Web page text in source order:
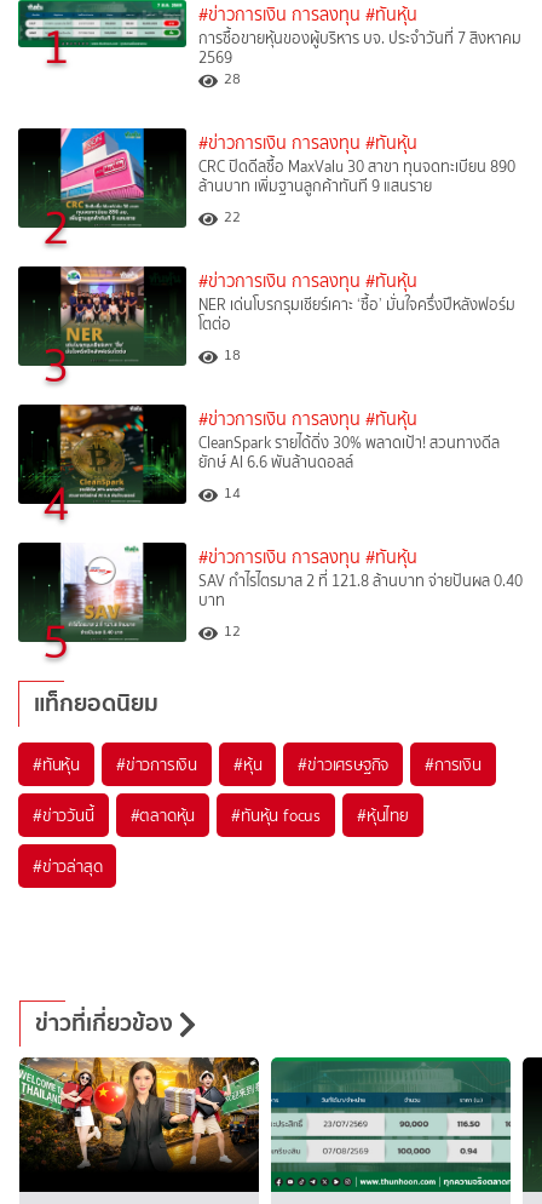
1 #ข่าวการเงิน การลงทุน #ทันหุ้น
การซื้อขายหุ้นของผู้บริหาร บจ. ประจำวันที่ 7 สิงหาคม
2569
28
2
#ข่าวการเงิน การลงทุน #ทันหุ้น
CRC ปิดดีลซื้อ MaxValu 30 สาขา ทุนจดทะเบียน 890
ล้านบาท เพิ่มฐานลูกค้าทันที 9 แสนราย
22
3
#ข่าวการเงิน การลงทุน #ทันหุ้น
NER เด่นโบรกรุมเชียร์เคาะ ‘ซื้อ’ มั่นใจครึ่งปีหลังฟอร์ม
โตต่อ
18
4
#ข่าวการเงิน การลงทุน #ทันหุ้น
CleanSpark รายได้ดิ่ง 30% พลาดเป้า! สวนทางดีล
ยักษ์ AI 6.6 พันล้านดอลล์
14
5
#ข่าวการเงิน การลงทุน #ทันหุ้น
SAV กำไรไตรมาส 2 ที่ 121.8 ล้านบาท จ่ายปันผล 0.40
บาท
12
แท็กยอดนิยม
#ทันหุ้น #ข่าวการเงิน #หุ้น #ข่าวเศรษฐกิจ #การเงิน
#ข่าววันนี้ #ตลาดหุ้น #ทันหุ้น focus #หุ้นไทย
#ข่าวล่าสุด
ข่าวที่เกี่ยวข้อง